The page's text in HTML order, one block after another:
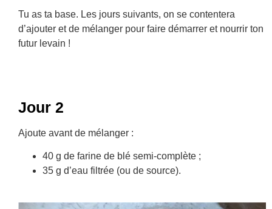
Tu as ta base. Les jours suivants, on se contentera
d’ajouter et de mélanger pour faire démarrer et nourrir ton
futur levain !
Jour 2
Ajoute avant de mélanger :
40 g de farine de blé semi-complète ;
35 g d’eau filtrée (ou de source).